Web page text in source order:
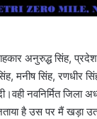
अनुरुद्ध सिंह, प्रदेश
मनीष सिंह, रणधीर
नवनिर्मित जिला
है उस पर मैं खड़ा